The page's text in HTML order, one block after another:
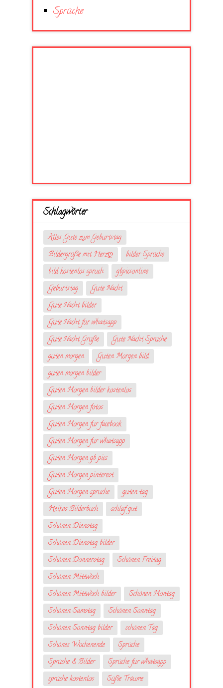
Sprüche
Schlagwörter
Alles Gute zum Geburtstag
Bildergrüße mit Herzღ
bilder Sprüche
bild kostenlos spruch
gbpicsonline
Geburtstag
Gute Nacht
Gute Nacht bilder
Gute Nacht für whatsapp
Gute Nacht Grüße
Gute Nacht Sprüche
guten morgen
Guten Morgen bild
guten morgen bilder
Guten Morgen bilder kostenlos
Guten Morgen fotos
Guten Morgen für facebook
Guten Morgen für whatsapp
Guten Morgen gb pics
Guten Morgen pinterest
Guten Morgen sprüche
guten tag
Heikes Bilderbuch
schlaf gut
Schönen Dienstag
Schönen Dienstag bilder
Schönen Donnerstag
Schönen Freitag
Schönen Mittwoch
Schönen Mittwoch bilder
Schönen Montag
Schönen Samstag
Schönen Sonntag
Schönen Sonntag bilder
schönen Tag
Schönes Wochenende
Sprüche
Sprüche & Bilder
Sprüche fur whatsapp
sprüche kostenlos
Süße Träume